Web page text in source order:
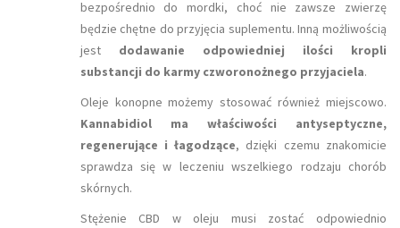
bezpośrednio do mordki, choć nie zawsze zwierzę
będzie chętne do przyjęcia suplementu. Inną możliwością
jest dodawanie odpowiedniej ilości kropli
substancji do karmy czworonożnego przyjaciela.
Oleje konopne możemy stosować również miejscowo.
Kannabidiol ma właściwości antyseptyczne,
regenerujące i łagodzące, dzięki czemu znakomicie
sprawdza się w leczeniu wszelkiego rodzaju chorób
skórnych.
Stężenie CBD w oleju musi zostać odpowiednio